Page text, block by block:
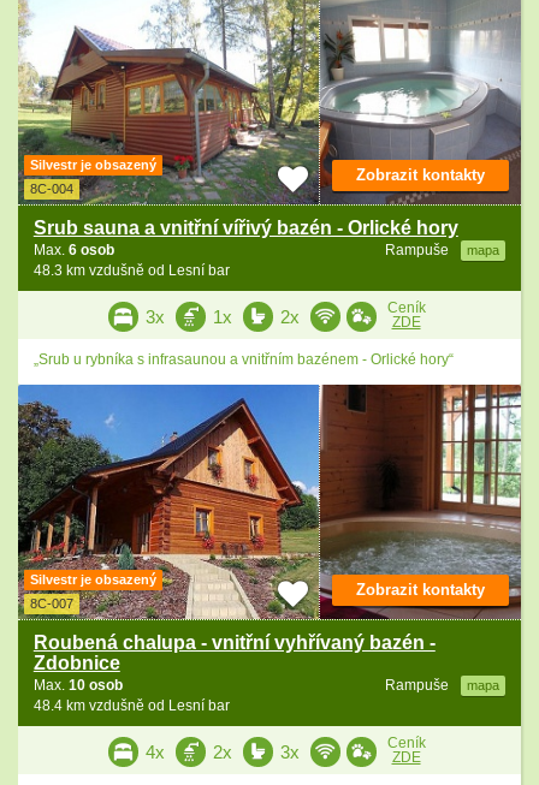
Silvestr je obsazený
8C-004
Srub sauna a vnitřní vířivý bazén - Orlické hory
Rampuše mapa
Max. 6 osob
48.3 km vzdušně od Lesní bar
Zobrazit kontakty
3x 1x 2x
Ceník
ZDE
„Srub u rybníka s infrasaunou a vnitřním bazénem - Orlické hory“
Silvestr je obsazený
8C-007
Roubená chalupa - vnitřní vyhřívaný bazén -
Zdobnice
Rampuše mapa
Max. 10 osob
48.4 km vzdušně od Lesní bar
Zobrazit kontakty
4x 2x 3x
Ceník
ZDE